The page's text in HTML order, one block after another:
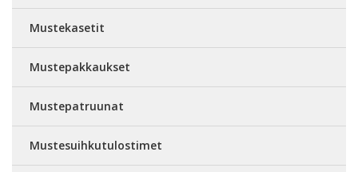
Mustekasetit
Mustepakkaukset
Mustepatruunat
Mustesuihkutulostimet